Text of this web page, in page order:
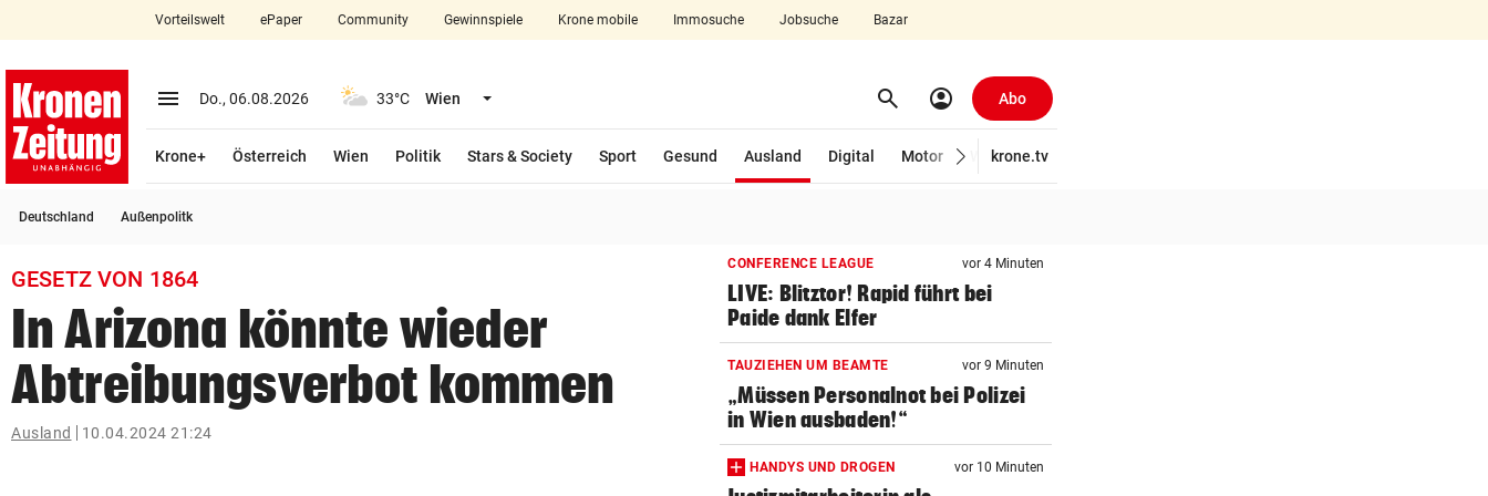
closeSchließen
account_circle Anmelden
arrow_right
search
Suchbegriff
eingeben
Vorteilswelt ePaper Community Gewinnspiele Krone mobile Immosuche Jobsuche Bazar
menu Menü aufklappen
Do., 06.08.2026 33°C Wien Menü aufklappen search Suchen
account_circle Abo
Krone+ Österreich Wien Politik Stars & Society Sport Gesund Ausland
Digital
Motor Wirtschaft
krone.tv
Deutschland Außenpolitk
GESETZ VON 1864
In Arizona könnte wieder
Abtreibungsverbot kommen
Ausland 10.04.2024 21:24
CONFERENCE LEAGUE vor 4 Minuten
LIVE: Blitztor! Rapid führt bei
Paide dank Elfer
TAUZIEHEN UM BEAMTE vor 9 Minuten
„Müssen Personalnot bei Polizei
in Wien ausbaden!“
HANDYS UND DROGEN vor 10 Minuten